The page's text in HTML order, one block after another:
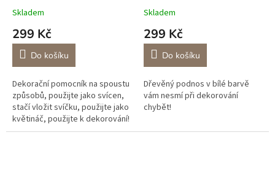
Skladem
299 Kč
Do košíku
Dekorační pomocník na spoustu
způsobů, použijte jako svícen,
stačí vložit svíčku, použijte jako
květináč, použijte k dekorování!
Skvělý přírodní pomocník!
Skladem
299 Kč
Do košíku
Dřevěný podnos v bílé barvě
vám nesmí při dekorování
chybět!